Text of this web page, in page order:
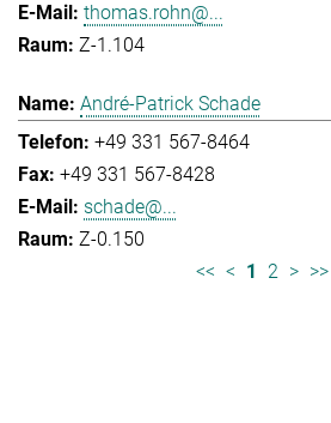
thomas.rohn@...
Z-1.104
André-Patrick Schade
+49 331 567-8464
+49 331 567-8428
schade@...
Z-0.150
<< < 1 2 > >>